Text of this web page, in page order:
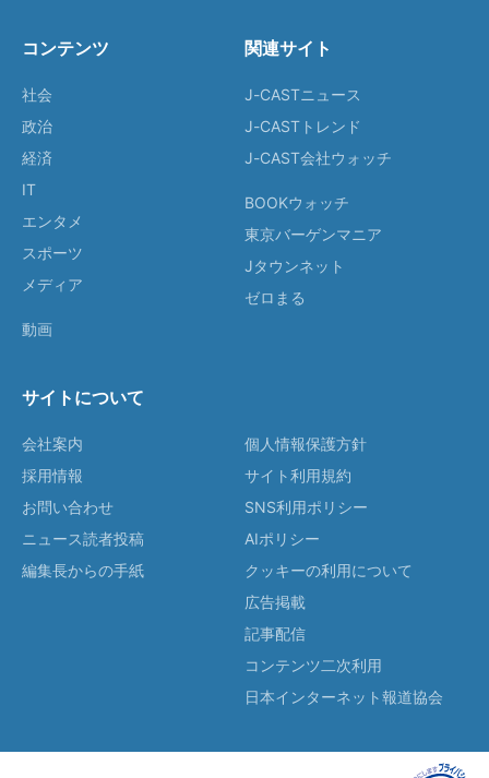
コンテンツ
社会
政治
経済
IT
エンタメ
スポーツ
メディア
動画
関連サイト
J-CASTニュース
J-CASTトレンド
J-CAST会社ウォッチ
BOOKウォッチ
東京バーゲンマニア
Jタウンネット
ゼロまる
サイトについて
会社案内
採用情報
お問い合わせ
ニュース読者投稿
編集長からの手紙
個人情報保護方針
サイト利用規約
SNS利用ポリシー
AIポリシー
クッキーの利用について
広告掲載
記事配信
コンテンツ二次利用
日本インターネット報道協会